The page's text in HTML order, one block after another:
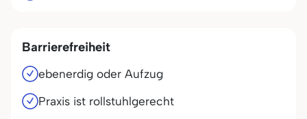
Barrierefreiheit
ebenerdig oder Aufzug
Praxis ist rollstuhlgerecht